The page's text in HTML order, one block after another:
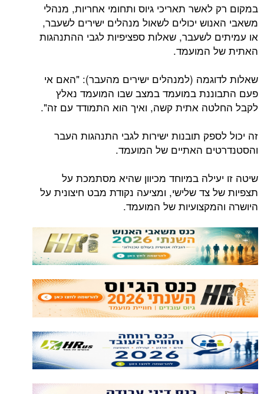
במקום רק לאשר תאריכי גיוס ותחומי אחריות, מנהלי
משאבי האנוש יכולים לשאול מנהלים ישירים לשעבר,
או עמיתים לשעבר, שאלות ספציפיות לגבי ההתנהגות
האתית של המועמד.
שאלות לדוגמה (למנהלים ישירים מהעבר): "האם אי
פעם התבוננת במועמד במצב שבו המועמד נאלץ
לקבל החלטה אתית קשה, ואיך הוא התמודד עם זה".
זה יכול לספק תובנות ישירות לגבי התנהגות העבר
והסטנדרטים האתיים של המועמד.
שיטה זו יעילה במיוחד מכיוון שהיא מסתמכת על
תצפיות של צד שלישי, ומציעה נקודת מבט חיצונית על
היושרה והמקצועיות של המועמד.